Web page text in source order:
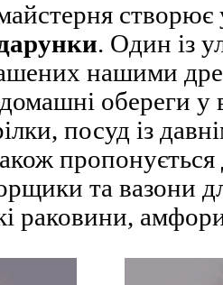
створює
. Один із
нашими
обереги у
посуд із
пропонується
та вазони
раковини,